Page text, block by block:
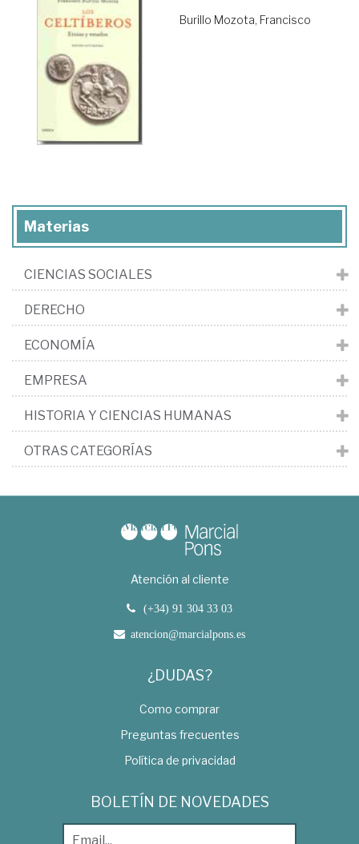
Burillo Mozota, Francisco
Materias
CIENCIAS SOCIALES
DERECHO
ECONOMÍA
EMPRESA
HISTORIA Y CIENCIAS HUMANAS
OTRAS CATEGORÍAS
Atención al cliente
(+34) 91 304 33 03
atencion@marcialpons.es
¿DUDAS?
Como comprar
Preguntas frecuentes
Política de privacidad
BOLETÍN DE NOVEDADES